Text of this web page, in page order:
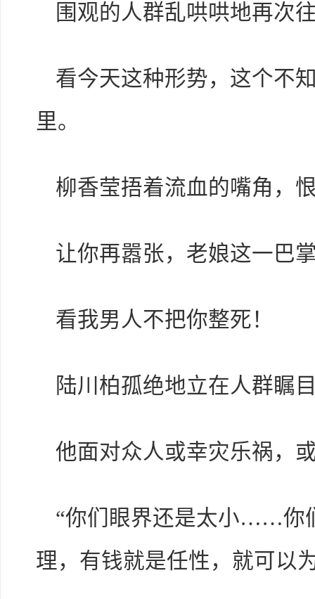
围观的人群乱哄哄地再次
看今天这种形势，这个不
里。
柳香莹捂着流血的嘴角，
让你再嚣张，老娘这一巴
看我男人不把你整死！
陆川柏孤绝地立在人群瞩
他面对众人或幸灾乐祸，
“你们眼界还是太小……你
理，有钱就是任性，就可以